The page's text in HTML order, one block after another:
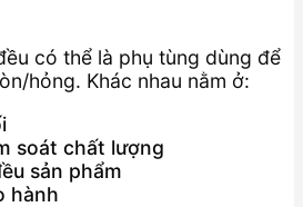
có thể là phụ tùng dùng để
hỏng. Khác nhau nằm ở:
soát chất lượng
sản phẩm
hành